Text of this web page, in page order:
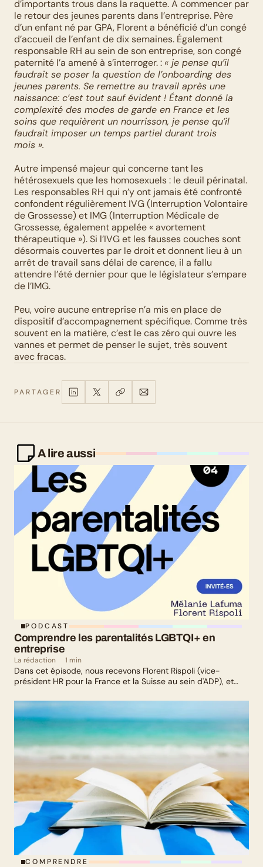
d’importants trous dans la raquette. À commencer par
le retour des jeunes parents dans l’entreprise. Père
d’un enfant né par GPA, Florent a bénéficié d’un congé
d’accueil de l’enfant de dix semaines. Également
responsable RH au sein de son entreprise, son congé
paternité l’a amené à s’interroger. : « je pense qu’il
faudrait se poser la question de l’onboarding des
jeunes parents. Se remettre au travail après une
naissance: c’est tout sauf évident ! Étant donné la
complexité des modes de garde en France et les
soins que requièrent un nourrisson, je pense qu’il
faudrait imposer un temps partiel durant trois
mois ».
Autre impensé majeur qui concerne tant les
hétérosexuels que les homosexuels : le deuil périnatal.
Les responsables RH qui n’y ont jamais été confronté
confondent régulièrement IVG (Interruption Volontaire
de Grossesse) et IMG (Interruption Médicale de
Grossesse, également appelée « avortement
thérapeutique »). Si l’IVG et les fausses couches sont
désormais couvertes par le droit et donnent lieu à un
arrêt de travail sans délai de carence, il a fallu
attendre l’été dernier pour que le législateur s’empare
de l’IMG.
Peu, voire aucune entreprise n’a mis en place de
dispositif d’accompagnement spécifique. Comme très
souvent en la matière, c’est le cas zéro qui ouvre les
vannes et permet de penser le sujet, très souvent
avec fracas.
PARTAGER
A lire aussi
PODCAST
Comprendre les parentalités LGBTQI+ en
entreprise
La rédaction 1 min
Dans cet épisode, nous recevons Florent Rispoli (vice-
président HR pour la France et la Suisse au sein d'ADP), et
leurs parcours de parents LGBTQ+.
COMPRENDRE